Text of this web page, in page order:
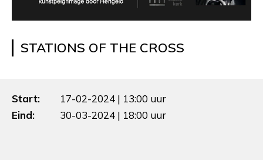
STATIONS OF THE CROSS
Start:
17-02-2024 | 13:00 uur
Eind:
30-03-2024 | 18:00 uur